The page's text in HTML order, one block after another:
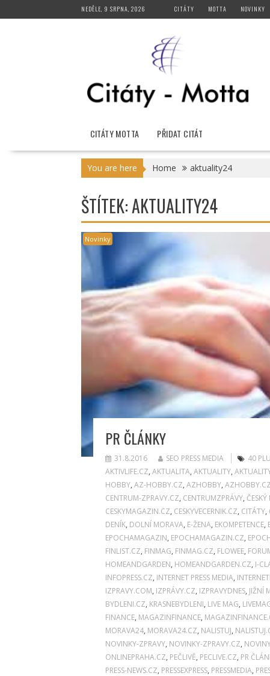
to
NEDĚLE, 9 SRPNA, 2026 CITÁTY MOTTA NOVINKY
CITÁTY MOTTA PŘIDAT CITÁT
You are here Home aktuality24
ŠTÍTEK:AKTUALITY24
Novinky
PR ČLÁNKY
31.8.2016 SEO PRESS MEDIA 40
AKTIVLIFE.CZ, AKTUALITA, AKTUALITY,
HOBBY, AZ-HOBBY.CZ, AZHOBBY, AZHOBBY.CZ
CENTRUM-ZPRAVY.CZ, CENTRUMZPRÁVY,
CESKYMAGAZIN.CZ, CESKYVECERNIK.CZ, CITÁTY,
DENÍK, DOLNÍ MORAVA, E-ŽENA, EKOMPETENCE,
EPOCHAMAGAZIN, EPOCHAMAGAZIN.CZ,
FINLIST.CZ, FINMAG, FINMAG.CZ, FLOWEE,
HOMEANDGARDEN, HOMEANDGARDEN.CZ, I-
INFOPRESS.CZ, INTERNET PRESS MEDIA,
IZPRAVY.COM, IZPRÁVY.CZ, IZPRAVYDNES, JIŽNÍ
BYDLENI.CZ, KRASNEBYDLENI, LIVE MAG,
FINANCE, MAGAZINFINANCE,
MORAVA24, MORAVA24.CZ, NALISTUJ,
NOVINKY-ZPRAVY, NOVINKY-ZPRAVY.CZ,
ONLINEPRAHA.CZ, PEČLIVĚ, PECLIVE.CZ, PR
PRESS-NEWS.CZ, PRESSEXPRESS, PRESSMEDIA,